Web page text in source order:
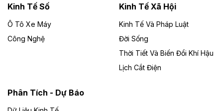
Đồng Nai cho thuê gần 59 ha đất làm khu
công nghiệp ở Long Thành
UBND TP Đồng Nai cho Công ty Amata thuê gần 59 ha
đất để đầu tư khu công nghiệp công nghệ cao Long
Đề xuất hỗ trợ 20.000 tỷ đồng làm cao tốc
Thái Nguyên - Lạng Sơn
Kinh Tế Số
Ô Tô Xe Máy
Công Nghệ
Kinh Tế Xã Hội
Kinh Tế Và Pháp Luật
Đời Sống
Thời Tiết Và Biến Đổi Khí Hậu
Lịch Cắt Điện
Phân Tích - Dự Báo